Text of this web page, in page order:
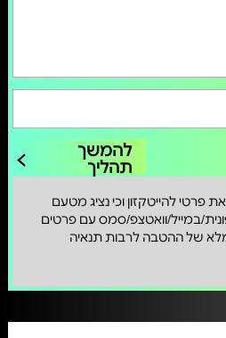
להמשך
תהליך
פרטי להייטקזון וכי נציג מטעם
במייל/וואטצפ/סמס עם פרטים
של ההטבה לרבות תנאיה